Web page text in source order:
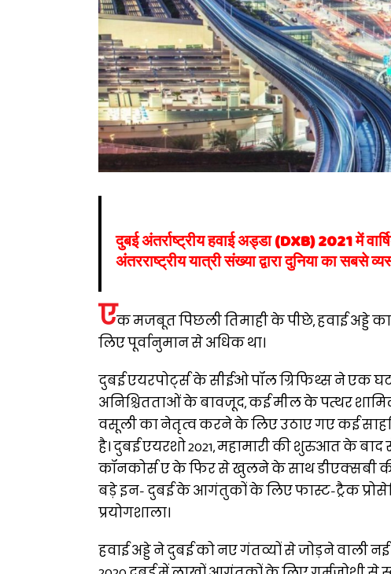
दुबई अंतर्राष्ट्रीय हवाई अड्डा (DXB) 2021 में
अंतरराष्ट्रीय यात्री संख्या द्वारा दुनिया का सबसे
एक मजबूत पिछली तिमाही के पीछे, हवाई अड्डे का
लिए पूर्वानुमान से अधिक था।
दुबई एयरपोर्ट्स के सीईओ पॉल ग्रिफिथ्स ने एक
अनिश्चितताओं के बावजूद, कई मील के पत्थर शामिल
वसूली का नेतृत्व करने के लिए उठाए गए कई
है। दुबई एयरशो 2021, महामारी की शुरुआत के
कॉनकोर्स ए के फिर से खुलने के साथ डीएक्सबी
बड़े इन- दुबई के आगंतुकों के लिए फास्ट-ट्रैक
प्रयोगशाला।
हवाई अड्डे ने दुबई को नए गंतव्यों से जोड़ने वाली